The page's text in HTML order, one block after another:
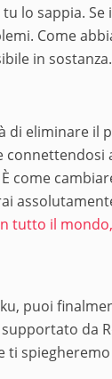
lo sappia. Se
Come
in
di eliminare il
come
tutto il
puoi
da
ti